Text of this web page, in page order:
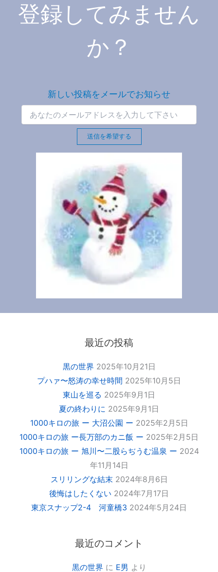
登録してみません
か？
新しい投稿をメールでお知らせ
送信を希望する
最近の投稿
黒の世界 2025年10月21日
プハァ〜怒涛の幸せ時間 2025年10月5日
東山を巡る 2025年9月1日
夏の終わりに 2025年9月1日
1000キロの旅 ー 大沼公園 ー 2025年2月5日
1000キロの旅 ー長万部のカニ飯 ー 2025年2月5日
1000キロの旅 ー 旭川〜二股らぢうむ温泉 ー 2024
年11月14日
スリリングな結末 2024年8月6日
後悔はしたくない 2024年7月17日
東京スナップ2-4 河童橋3 2024年5月24日
最近のコメント
黒の世界 に E男 より